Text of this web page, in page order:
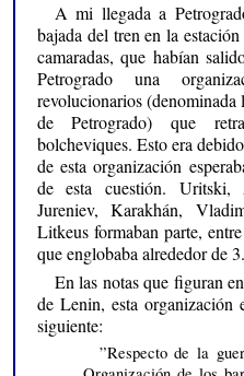
A mi llegada a
bajada del tren en la
camaradas, que habían
Petrogrado una
revolucionarios
de Petrogrado) que
bolcheviques. Esto era
de esta organización
de esta cuestión.
Jureniev, Karakhán,
Litkeus formaban parte,
que englobaba alrededor de
En las notas que figuran
de Lenin, esta organización
siguiente:
”Respecto de la